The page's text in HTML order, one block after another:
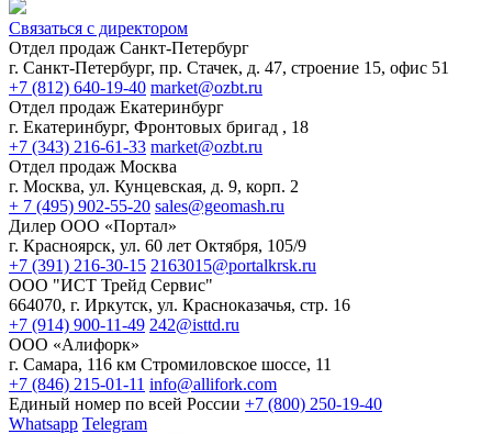
Связаться с директором
Отдел продаж Санкт-Петербург
г. Санкт-Петербург, пр. Стачек, д. 47, строение 15, офис 51
+7 (812) 640-19-40 market@ozbt.ru
Отдел продаж Екатеринбург
г. Екатеринбург, Фронтовых бригад , 18
+7 (343) 216-61-33 market@ozbt.ru
Отдел продаж Москва
г. Москва, ул. Кунцевская, д. 9, корп. 2
+ 7 (495) 902-55-20 sales@geomash.ru
Дилер ООО «Портал»
г. Красноярск, ул. 60 лет Октября, 105/9
+7 (391) 216-30-15 2163015@portalkrsk.ru
ООО "ИСТ Трейд Сервис"
664070, г. Иркутск, ул. Красноказачья, стр. 16
+7 (914) 900-11-49 242@isttd.ru
ООО «Алифорк»
г. Самара, 116 км Стромиловское шоссе, 11
+7 (846) 215-01-11 info@allifork.com
Единый номер по всей России +7 (800) 250-19-40
Whatsapp Telegram